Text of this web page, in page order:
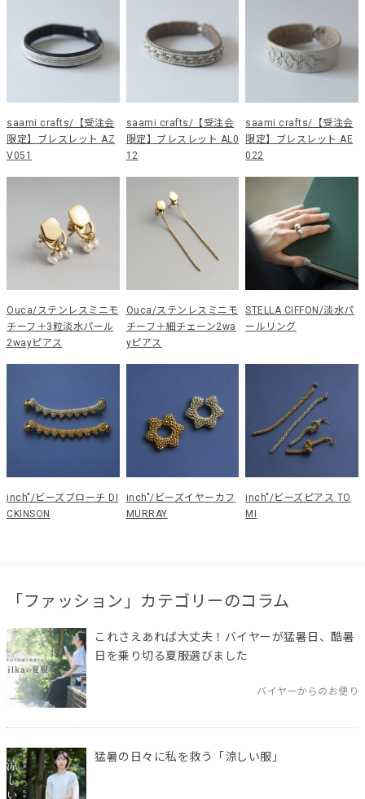
saami crafts/【受注会
限定】ブレスレット AZ
V051
saami crafts/【受注会
限定】ブレスレット AL0
12
saami crafts/【受注会
限定】ブレスレット AE
022
Ouca/ステンレスミニモ
チーフ＋3粒淡水パール
2wayピアス
Ouca/ステンレスミニモ
チーフ＋細チェーン2wa
yピアス
STELLA CIFFON/淡水パ
ールリング
inch"/ビーズブローチ DI
CKINSON
inch"/ビーズイヤーカフ
MURRAY
inch"/ビーズピアス TO
MI
「ファッション」カテゴリーのコラム
これさえあれば大丈夫！バイヤーが猛暑日、酷暑
日を乗り切る夏服選びました
バイヤーからのお便り
猛暑の日々に私を救う「涼しい服」